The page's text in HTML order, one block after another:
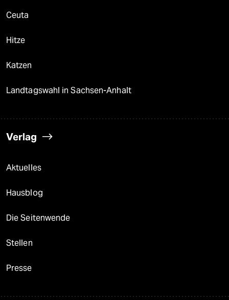
Ceuta
Hitze
Katzen
Landtagswahl in Sachsen-Anhalt
Verlag
Aktuelles
Hausblog
Die Seitenwende
Stellen
Presse